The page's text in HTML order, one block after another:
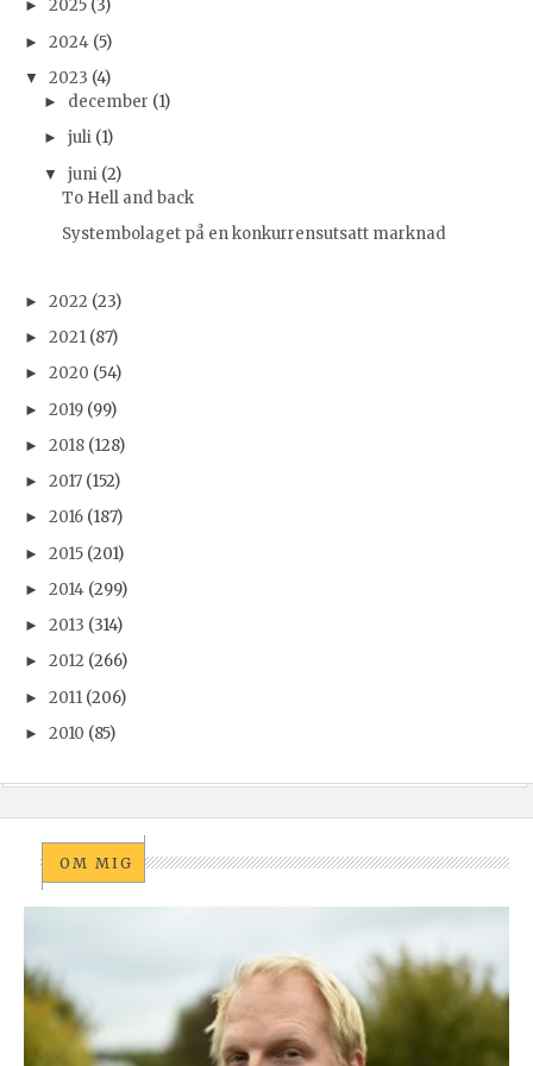
► 2025 (3)
► 2024 (5)
▼ 2023 (4)
► december (1)
► juli (1)
▼ juni (2)
To Hell and back
Systembolaget på en konkurrensutsatt marknad
► 2022 (23)
► 2021 (87)
► 2020 (54)
► 2019 (99)
► 2018 (128)
► 2017 (152)
► 2016 (187)
► 2015 (201)
► 2014 (299)
► 2013 (314)
► 2012 (266)
► 2011 (206)
► 2010 (85)
OM MIG